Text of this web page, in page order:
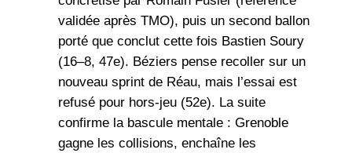
validée après TMO), puis un second ballon
porté que conclut cette fois Bastien Soury
(16–8, 47e). Béziers pense recoller sur un
nouveau sprint de Réau, mais l’essai est
refusé pour hors-jeu (52e). La suite
confirme la bascule mentale : Grenoble
gagne les collisions, enchaîne les